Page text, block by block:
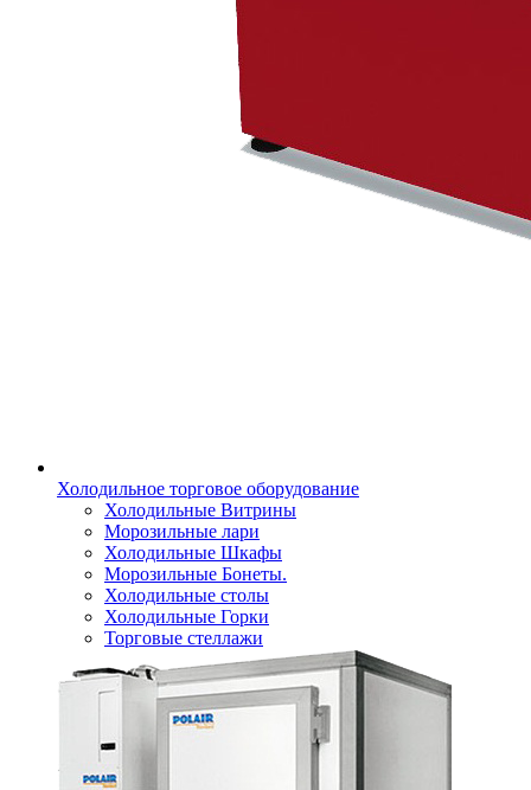
Холодильное торговое оборудование
Холодильные Витрины
Морозильные лари
Холодильные Шкафы
Морозильные Бонеты.
Холодильные столы
Холодильные Горки
Торговые стеллажи